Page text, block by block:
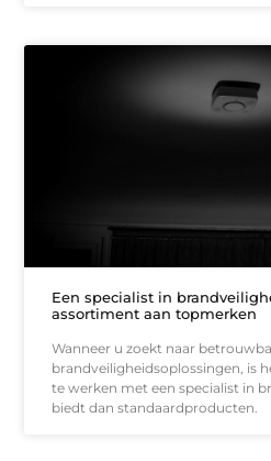
Een specialist in
assortiment aan topmerken
Wanneer u zoekt naar
brandveiligheidsoplossingen, is
te werken met een specialist in
biedt dan standaardproducten.